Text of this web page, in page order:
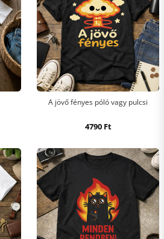
A jövő fényes póló vagy pulcsi
4790 Ft